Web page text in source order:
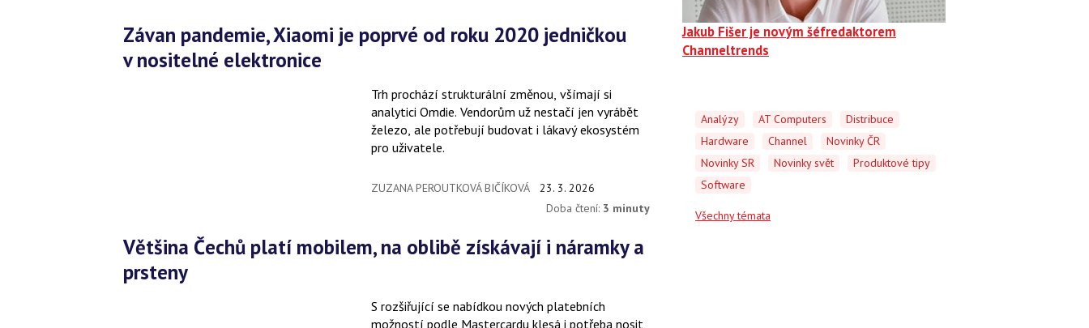
Závan pandemie, Xiaomi je poprvé od roku 2020 jedničkou
v nositelné elektronice
Trh prochází strukturální změnou, všímají si
analytici Omdie. Vendorům už nestačí jen vyrábět
železo, ale potřebují budovat i lákavý ekosystém
pro uživatele.
ZUZANA PEROUTKOVÁ BIČÍKOVÁ
23. 3. 2026
Doba čtení: 3 minuty
Většina Čechů platí mobilem, na oblibě získávají i náramky a
prsteny
S rozšiřující se nabídkou nových platebních
možností podle Mastercardu klesá i potřeba nosit
Jakub Fišer je novým šéfredaktorem
Channeltrends
Analýzy AT Computers
Distribuce
Hardware
Channel
Novinky ČR
Novinky SR
Novinky svět
Produktové tipy
Software
Všechny témata